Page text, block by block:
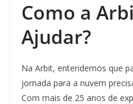
Como a
Ajudar?
Na Arbit, entendemos que
jornada para a nuvem
Com mais de 25 anos de